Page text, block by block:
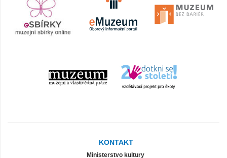
KONTAKT
Ministerstvo kultury